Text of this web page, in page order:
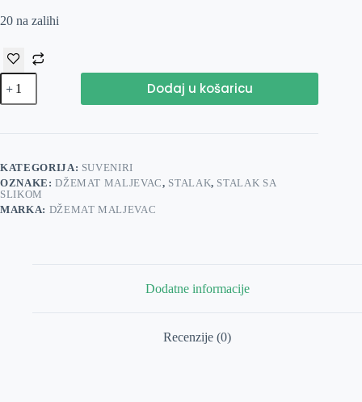
20 na zalihi
Stalak
sa
slikom
Dodaj u košaricu
KATEGORIJA: SUVENIRI
OZNAKE:DŽEMAT MALJEVAC, STALAK, STALAK SA
SLIKOM
MARKA: DŽEMAT MALJEVAC
Dodatne informacije
Recenzije (0)